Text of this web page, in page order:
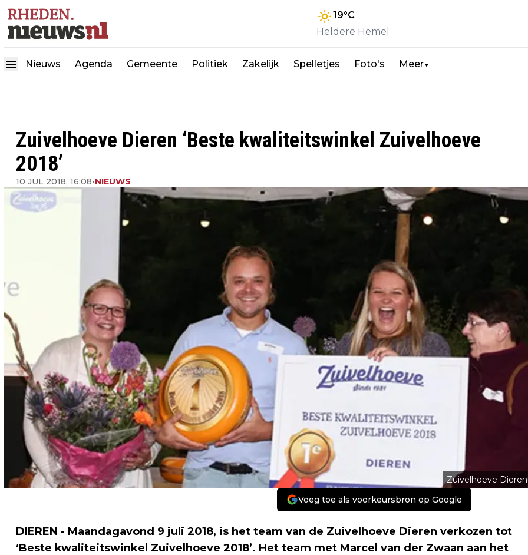
19°C
Heldere Hemel
Nieuws Agenda Gemeente Politiek Zakelijk Spelletjes Foto's Meer▼
Zuivelhoeve Dieren ‘Beste kwaliteitswinkel Zuivelhoeve
2018’
10 JUL 2018, 16:08•NIEUWS
Zuivelhoeve Dieren
Voeg toe als voorkeursbron op Google
DIEREN - Maandagavond 9 juli 2018, is het team van de Zuivelhoeve Dieren verkozen tot
‘Beste kwaliteitswinkel Zuivelhoeve 2018’. Het team met Marcel van der Zwaan aan het